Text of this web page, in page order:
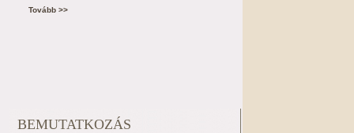
Tovább >>
BEMUTATKOZÁS